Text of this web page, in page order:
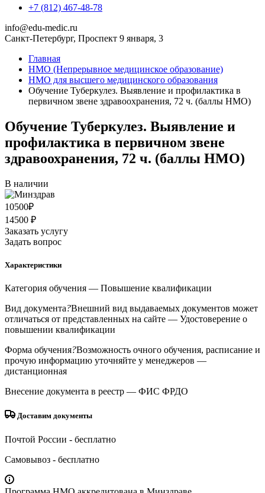
+7 (812) 467-48-78
info@edu-medic.ru
Санкт-Петербург, Проспект 9 января, 3
Главная
НМО (Непрерывное медицинское образование)
НМО для высшего медицинского образования
Обучение Туберкулез. Выявление и профилактика в
первичном звене здравоохранения, 72 ч. (баллы НМО)
Обучение Туберкулез. Выявление и
профилактика в первичном звене
здравоохранения, 72 ч. (баллы НМО)
В наличии
10500₽
14500 ₽
Заказать услугу
Задать вопрос
Характеристики
Категория обучения — Повышение квалификации
Вид документа?Внешний вид выдаваемых документов может
отличаться от представленных на сайте — Удостоверение о
повышении квалификации
Форма обучения?Возможность очного обучения, расписание и
прочую информацию уточняйте у менеджеров —
дистанционная
Внесение документа в реестр — ФИС ФРДО
Доставим документы
Почтой России - бесплатно
Самовывоз - бесплатно